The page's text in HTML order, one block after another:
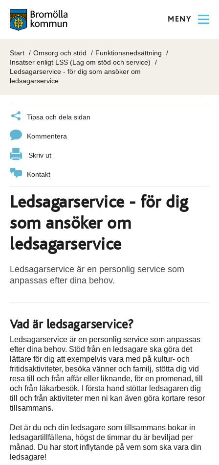
MENY
Start Omsorg och stöd
Funktionsnedsättning
Insatser enligt LSS (Lag om stöd och service)
Ledsagarservice - för dig som ansöker om
ledsagarservice
Tipsa och dela sidan
Kommentera
Skriv ut
Kontakt
Ledsagarservice - för dig
som ansöker om
ledsagarservice
Ledsagarservice är en personlig service som
anpassas efter dina behov.
Vad är ledsagarservice?
Ledsagarservice är en personlig service som anpassas
efter dina behov. Stöd från en ledsagare ska göra det
lättare för dig att exempelvis vara med på kultur- och
fritidsaktiviteter, besöka vänner och familj, stötta dig vid
resa till och från affär eller liknande, för en promenad, till
och från läkarbesök. I första hand stöttar ledsagaren dig
till och från aktiviteter men ni kan även göra kortare resor
tillsammans.
Det är du och din ledsagare som tillsammans bokar in
ledsagartillfällena, högst de timmar du är beviljad per
månad. Du har stort inflytande på vem som ska vara din
ledsagare!